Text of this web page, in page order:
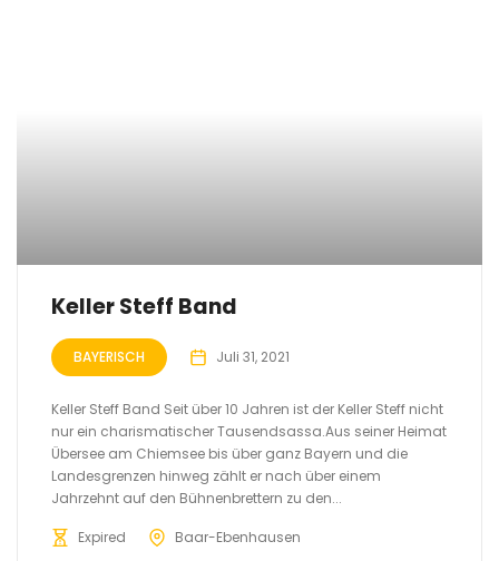
Keller Steff Band
BAYERISCH Juli 31, 2021
Keller Steff Band Seit über 10 Jahren ist der Keller Steff nicht
nur ein charismatischer Tausendsassa.Aus seiner Heimat
Übersee am Chiemsee bis über ganz Bayern und die
Landesgrenzen hinweg zählt er nach über einem
Jahrzehnt auf den Bühnenbrettern zu den...
Expired Baar-Ebenhausen